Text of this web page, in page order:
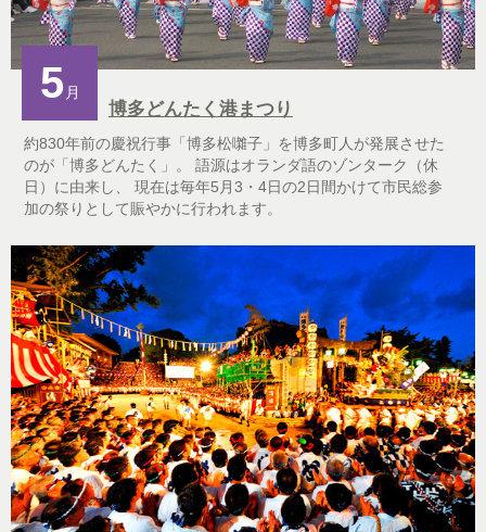
5 月
博多どんたく港まつり
約830年前の慶祝行事「博多松囃子」を博多町人が発展させた
のが「博多どんたく」。 語源はオランダ語のゾンターク（休
日）に由来し、 現在は毎年5月3・4日の2日間かけて市民総参
加の祭りとして賑やかに行われます。